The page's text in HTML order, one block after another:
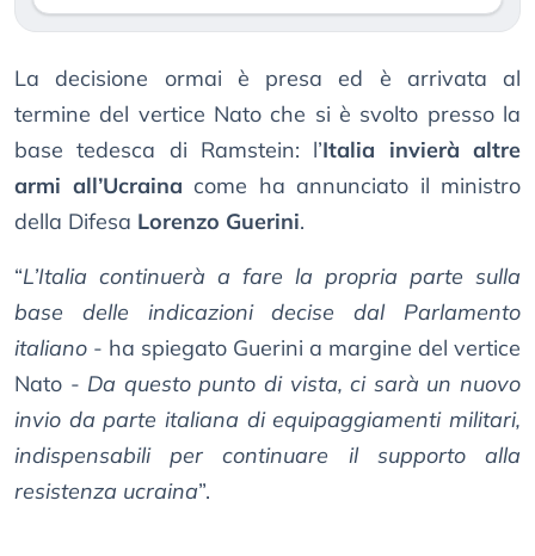
La decisione ormai è presa ed è arrivata al
termine del vertice Nato che si è svolto presso la
base tedesca di Ramstein: l’Italia invierà altre
armi all’Ucraina come ha annunciato il ministro
della Difesa Lorenzo Guerini.
“L’Italia continuerà a fare la propria parte sulla
base delle indicazioni decise dal Parlamento
italiano - ha spiegato Guerini a margine del vertice
Nato - Da questo punto di vista, ci sarà un nuovo
invio da parte italiana di equipaggiamenti militari,
indispensabili per continuare il supporto alla
resistenza ucraina”.